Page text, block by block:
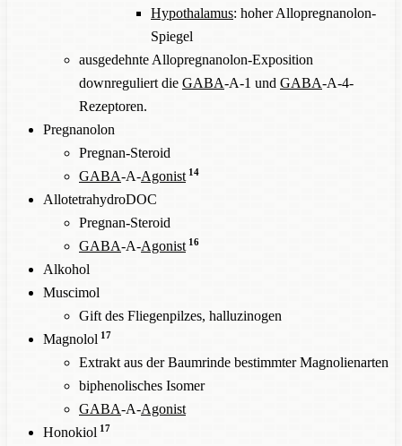
Hypothalamus: hoher Allopregnanolon-
Spiegel
ausgedehnte Allopregnanolon-Exposition
downreguliert die GABA-A-1 und GABA-A-4-
Rezeptoren.
Pregnanolon
Pregnan-Steroid
GABA-A-Agonist 14
AllotetrahydroDOC
Pregnan-Steroid
GABA-A-Agonist 16
Alkohol
Muscimol
Gift des Fliegenpilzes, halluzinogen
Magnolol 17
Extrakt aus der Baumrinde bestimmter Magnolienarten
biphenolisches Isomer
GABA-A-Agonist
Honokiol 17